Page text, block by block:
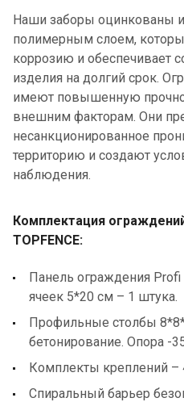
Наши заборы оцинкованы
полимерным слоем,
коррозию и обеспечивает
изделия на долгий срок.
имеют повышенную
внешним факторам. Они
несанкционированное
территорию и создают
наблюдения.
Комплектация
TOPFENCE:
Панель ограждения Profi
ячеек 5*20 см – 1 штука.
Профильные столбы
бетонирование. Опора -
Комплекты креплений –
Спиральный барьер